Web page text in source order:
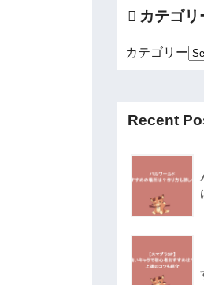
カテゴリ
カテゴリー
Recent